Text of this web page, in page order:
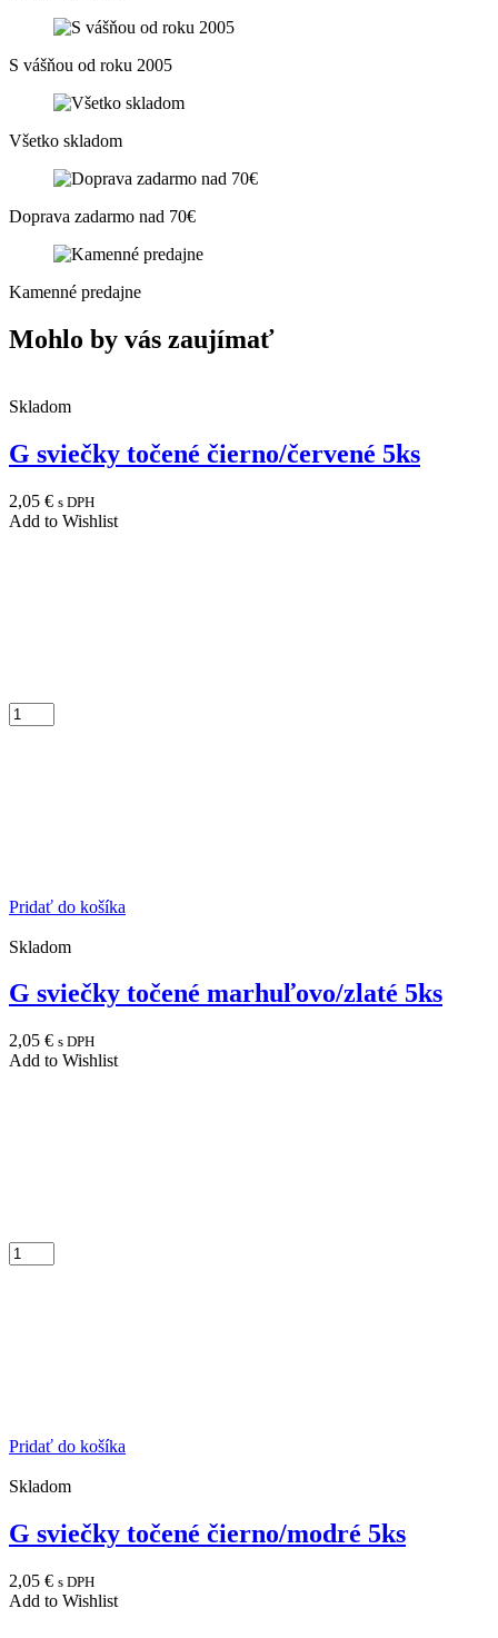
S vášňou od roku 2005
Všetko skladom
Doprava zadarmo nad 70€
Kamenné predajne
Mohlo by vás zaujímať
Skladom
G sviečky točené čierno/červené 5ks
2,05 € s DPH
Add to Wishlist
Pridať do košíka
Skladom
G sviečky točené marhuľovo/zlaté 5ks
2,05 € s DPH
Add to Wishlist
Pridať do košíka
Skladom
G sviečky točené čierno/modré 5ks
2,05 € s DPH
Add to Wishlist